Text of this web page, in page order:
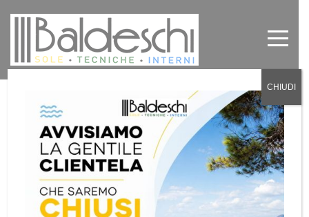
Rottamazione tende da sole
provincia Torino
Baldeschi in News, Senza categoria 0
CHIUDI